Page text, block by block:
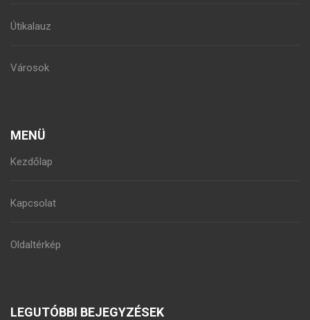
Útikalauz
Városok
MENÜ
Kezdőlap
Kapcsolat
Oldaltérkép
LEGUTÓBBI BEJEGYZÉSEK